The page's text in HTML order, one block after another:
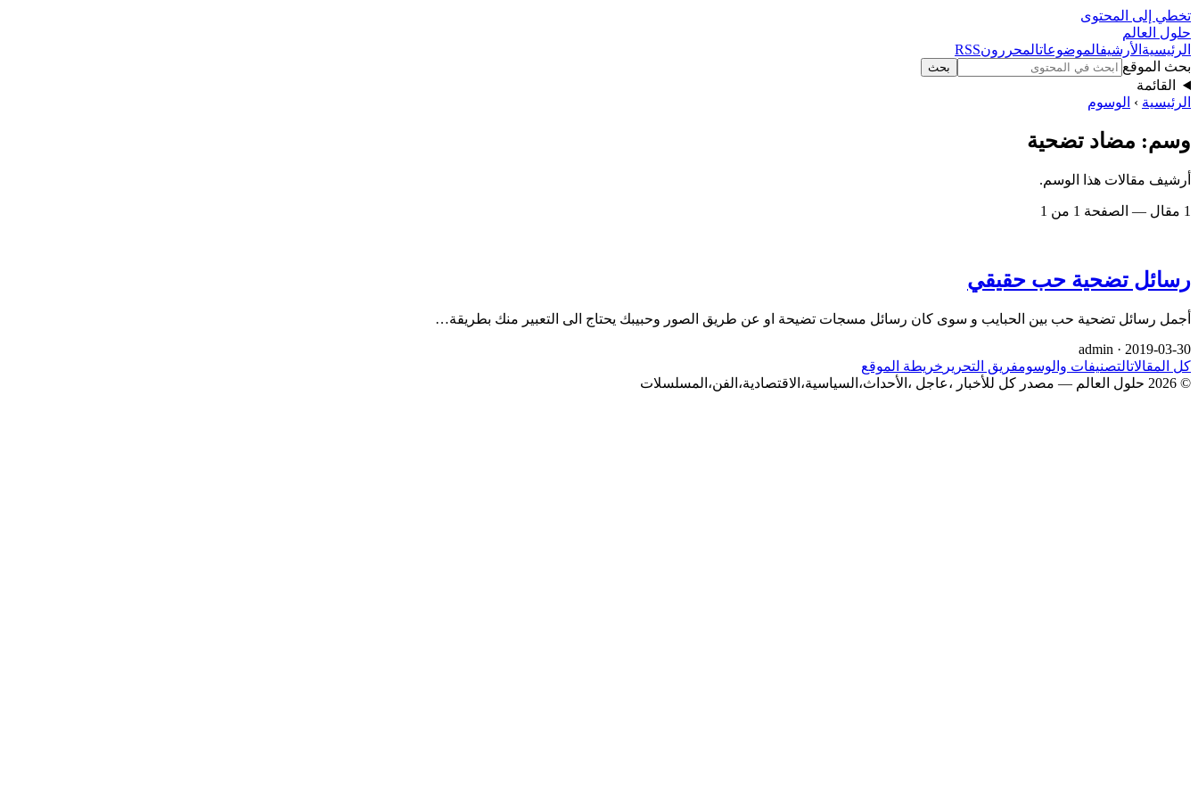
تخطي إلى المحتوى
حلول العالم
الرئيسية الأرشيفالموضوعاتالمحررونRSS
بحث الموقع
بحث
القائمة
الرئيسية › الوسوم
وسم: مضاد تضحية
أرشيف مقالات هذا الوسم.
1 مقال — الصفحة 1 من 1
رسائل تضحية حب حقيقي
أجمل رسائل تضحية حب بين الحبايب و سوى كان رسائل مسجات تضيحة او عن طريق الصور وحبيبك يحتاج الى التعبير منك بطريقة…
admin · 2019-03-30
كل المقالاتالتصنيفات والوسومفريق التحرير خريطة الموقع
© 2026 حلول العالم — مصدر كل للأخبار ،عاجل ،الأحداث،السياسية،الاقتصادية،الفن،المسلسلات